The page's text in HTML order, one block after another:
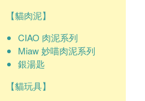
【貓肉泥】
CIAO 肉泥系列
Miaw 妙喵肉泥系列
銀湯匙
【貓玩具】